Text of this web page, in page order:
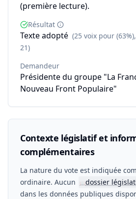
(première lecture).
Résultat
Texte adopté (25 voix pour
21)
Demandeur
Présidente du groupe "La
Nouveau Front Populaire"
Contexte législatif et
complémentaires
La nature du vote est indiquée
ordinaire. Aucun
📖dossier
dans les données publiques